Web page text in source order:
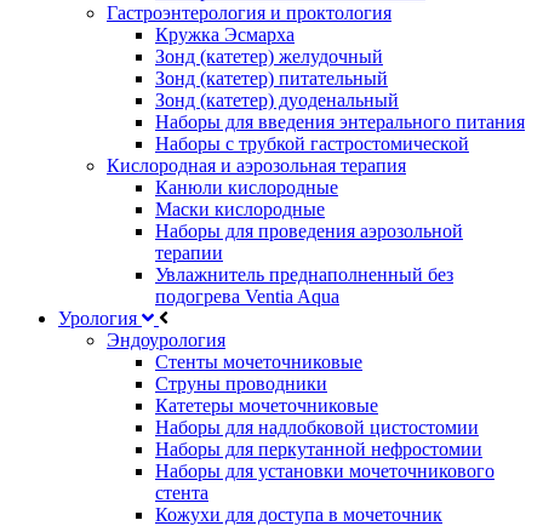
Гастроэнтерология и проктология
Кружка Эсмарха
Зонд (катетер) желудочный
Зонд (катетер) питательный
Зонд (катетер) дуоденальный
Наборы для введения энтерального питания
Наборы с трубкой гастростомической
Кислородная и аэрозольная терапия
Канюли кислородные
Маски кислородные
Наборы для проведения аэрозольной
терапии
Увлажнитель преднаполненный без
подогрева Ventia Aqua
Урология
Эндоурология
Стенты мочеточниковые
Струны проводники
Катетеры мочеточниковые
Наборы для надлобковой цистостомии
Наборы для перкутанной нефростомии
Наборы для установки мочеточникового
стента
Кожухи для доступа в мочеточник